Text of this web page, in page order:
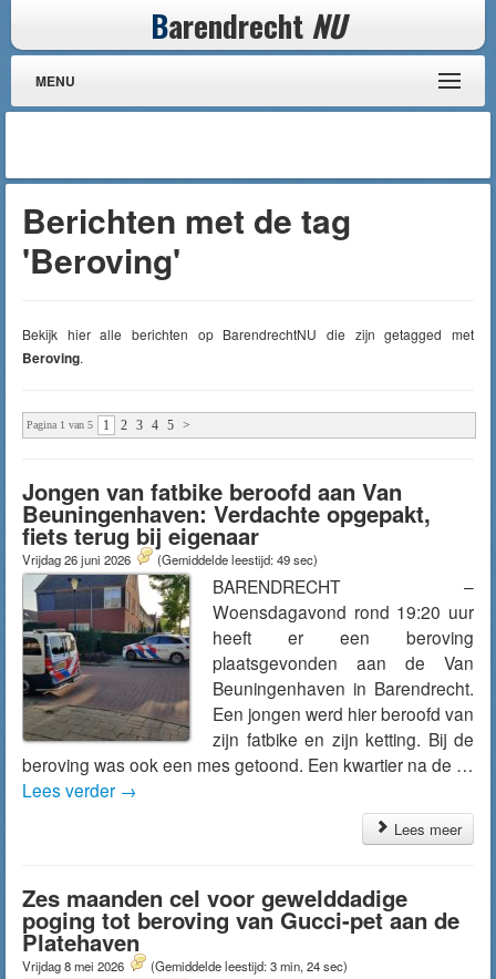
Barendrecht NU
MENU
Berichten met de tag
'Beroving'
Bekijk hier alle berichten op BarendrechtNU die zijn getagged met
Beroving.
Pagina 1 van 5 1 2 3 4 5 >
Jongen van fatbike beroofd aan Van
Beuningenhaven: Verdachte opgepakt,
fiets terug bij eigenaar
Vrijdag 26 juni 2026 (Gemiddelde leestijd: 49 sec)
BARENDRECHT –
Woensdagavond rond 19:20 uur
heeft er een beroving
plaatsgevonden aan de Van
Beuningenhaven in Barendrecht.
Een jongen werd hier beroofd van
zijn fatbike en zijn ketting. Bij de
beroving was ook een mes getoond. Een kwartier na de …
Lees verder →
Lees meer
Zes maanden cel voor gewelddadige
poging tot beroving van Gucci-pet aan de
Platehaven
Vrijdag 8 mei 2026 (Gemiddelde leestijd: 3 min, 24 sec)